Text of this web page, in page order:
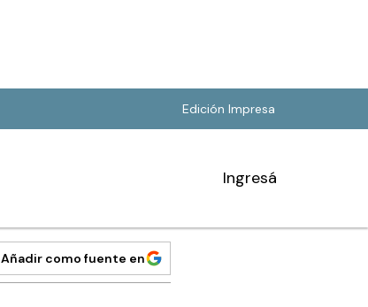
Edición Impresa
Ingresá
Añadir como fuente en